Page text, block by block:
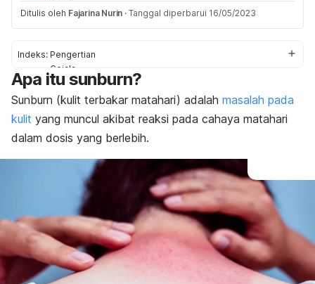
Ditulis oleh Fajarina Nurin · Tanggal diperbarui 16/05/2023
Indeks: Pengertian
Gejala
Penyebab
Faktor risiko
Pencegahan
Apa itu sunburn?
Sunburn (kulit terbakar matahari) adalah masalah pada
kulit yang muncul akibat reaksi pada cahaya matahari
dalam dosis yang berlebih.